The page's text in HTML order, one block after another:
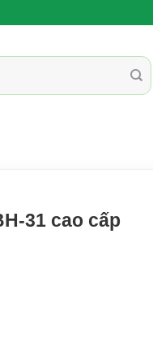
31 cao cấp